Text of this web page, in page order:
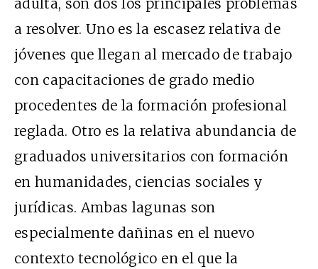
adulta, son dos los principales problemas
a resolver. Uno es la escasez relativa de
jóvenes que llegan al mercado de trabajo
con capacitaciones de grado medio
procedentes de la formación profesional
reglada. Otro es la relativa abundancia de
graduados universitarios con formación
en humanidades, ciencias sociales y
jurídicas. Ambas lagunas son
especialmente dañinas en el nuevo
contexto tecnológico en el que la